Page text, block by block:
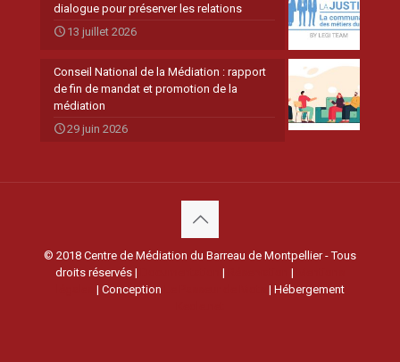
dialogue pour préserver les relations
13 juillet 2026
Conseil National de la Médiation : rapport
de fin de mandat et promotion de la
médiation
29 juin 2026
© 2018 Centre de Médiation du Barreau de Montpellier - Tous
droits réservés |
| |
| Conception
| Hébergement